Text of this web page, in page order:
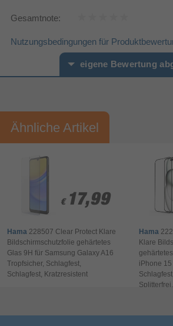
Tiefe
Produktfarbe
Garantiezeit
Verpackungshöhe
Verpackungsinhalt
Glättkarte
Feucht abwischen
Gesamtnote:
Nutzungsbedingungen für
eigene Bewertung
Ihre Bewertung:
Ihr Kommentar*
Bewertung &
Ähnliche Artikel
€ 17,99
€ 17,99
Hama 228507 Clear Protect Klare
Bildschirmschutzfolie gehärtetes
Glas 9H für Samsung Galaxy A16
Tropfsicher, Schlagfest,
Schlagfest, Kratzresistent
Hama
Klare
iPhone